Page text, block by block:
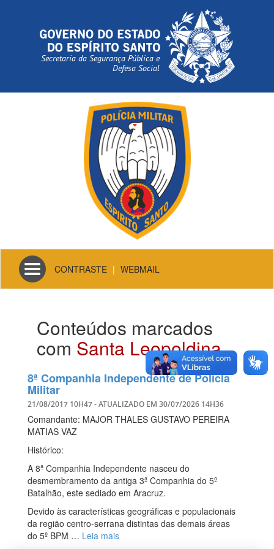
Secretaria da Segurança Pública e
Defesa Social
Toggle
navigation
CONTRASTE | WEBMAIL
Conteúdos marcados
com Santa Leopoldina
8ª Companhia Independente de Polícia
Militar
21/08/2017 10H47- ATUALIZADO EM 30/07/2026 14H36
Comandante: MAJOR THALES GUSTAVO PEREIRA
MATIAS VAZ
Histórico:
A 8ª Companhia Independente nasceu do
desmembramento da antiga 3ª Companhia do 5º
Batalhão, este sediado em Aracruz.
Devido às características geográficas e populacionais
da região centro-serrana distintas das demais áreas
do 5º BPM … Leia mais